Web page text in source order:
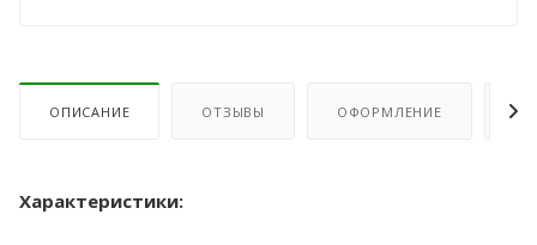
ОПИСАНИЕ ОТЗЫВЫ ОФОРМЛЕНИЕ
Характеристики: